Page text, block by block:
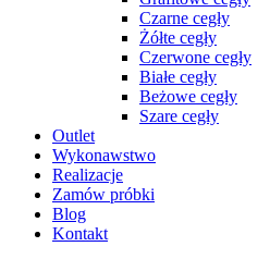
Czarne cegły
Żółte cegły
Czerwone cegły
Białe cegły
Beżowe cegły
Szare cegły
Outlet
Wykonawstwo
Realizacje
Zamów próbki
Blog
Kontakt